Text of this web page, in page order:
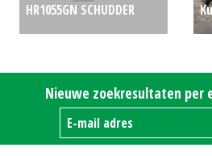
HR1055GN SCHUDDER
Nieuwe zoekresultaten per